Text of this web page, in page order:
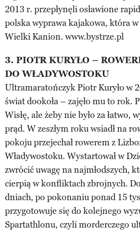
2013 r. przepłynęli osławione
polska wyprawa kajakowa, która w
Wielki Kanion. www.bystrze.pl
3. PIOTR KURYŁO –
DO WŁADYWOSTOKU
Ultramaratończyk Piotr Kuryło w
świat dookoła – zajęło mu to rok.
Wisłę, ale żeby nie było za łatwo,
prąd. W zeszłym roku wsiadł na
pokoju przejechał rowerem z
Władywostoku. Wystartował w
zwrócić uwagę na najmłodszych,
cierpią w konfliktach zbrojnych.
dniach, po pokonaniu ponad 15
przygotowuje się do kolejnego
Spartathlonu, czyli morderczego